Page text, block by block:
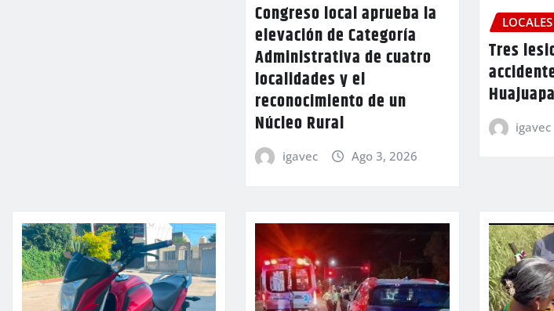
Congreso local aprueba la
elevación de Categoría
Administrativa de cuatro
localidades y el
reconocimiento de un
Núcleo Rural
igavec Ago 3, 2026
LOCALES
Tres
igavec